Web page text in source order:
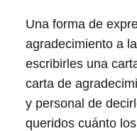
Una forma de
agradecimiento a
escribirles una
carta de
y personal de
queridos cuánto